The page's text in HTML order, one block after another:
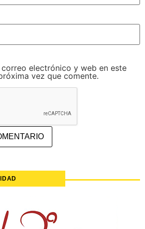
electrónico y web en este
vez que comente.